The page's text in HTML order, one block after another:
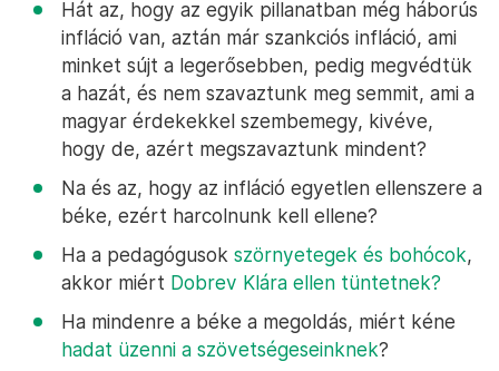
Hát az, hogy az egyik pillanatban még háborús
infláció van, aztán már szankciós infláció, ami
minket sújt a legerősebben, pedig megvédtük
a hazát, és nem szavaztunk meg semmit, ami a
magyar érdekekkel szembemegy, kivéve,
hogy de, azért megszavaztunk mindent?
Na és az, hogy az infláció egyetlen ellenszere a
béke, ezért harcolnunk kell ellene?
Ha a pedagógusok szörnyetegek és bohócok,
akkor miért Dobrev Klára ellen tüntetnek?
Ha mindenre a béke a megoldás, miért kéne
hadat üzenni a szövetségeseinknek?